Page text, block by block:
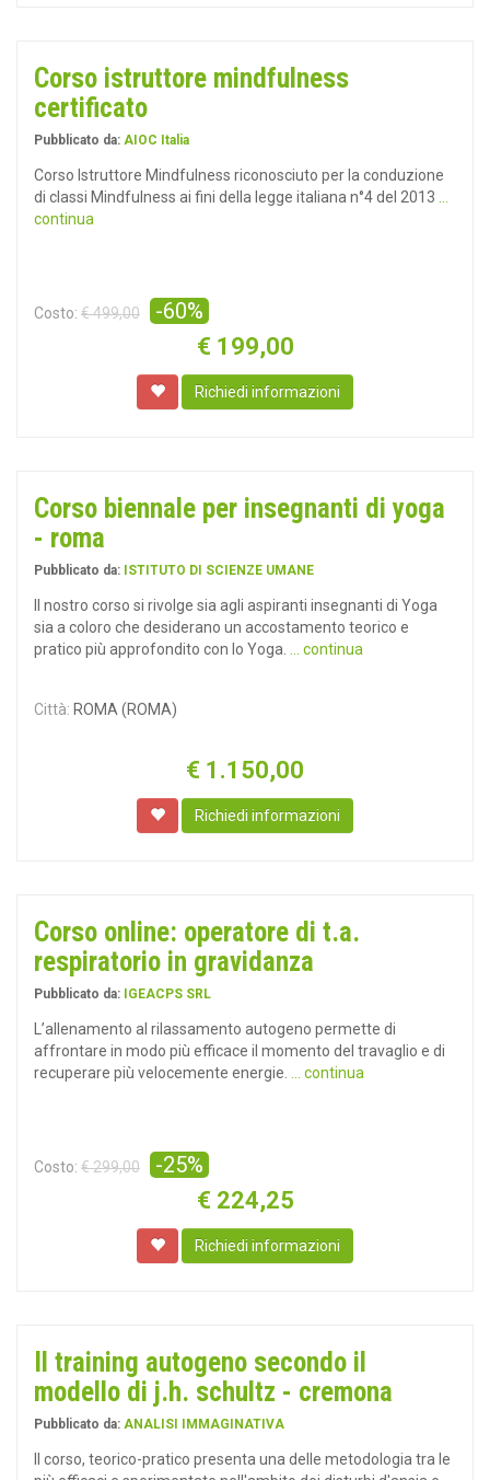
Corso istruttore mindfulness
certificato
Pubblicato da: AIOC Italia
Corso Istruttore Mindfulness riconosciuto per la conduzione
di classi Mindfulness ai fini della legge italiana n°4 del 2013
continua
Costo: € 499,00 -60%
€ 199,00
Richiedi informazioni
Corso biennale per insegnanti di yoga
- roma
Pubblicato da: ISTITUTO DI SCIENZE UMANE
Il nostro corso si rivolge sia agli aspiranti insegnanti di Yoga
sia a coloro che desiderano un accostamento teorico e
pratico più approfondito con lo Yoga.
... continua
Città: ROMA (ROMA)
€ 1.150,00
Richiedi informazioni
Corso online: operatore di t.a.
respiratorio in gravidanza
Pubblicato da: IGEACPS SRL
L’allenamento al rilassamento autogeno permette di
affrontare in modo più efficace il momento del travaglio e di
recuperare più velocemente energie.
... continua
Costo: € 299,00 -25%
€ 224,25
Richiedi informazioni
Il training autogeno secondo il
modello di j.h. schultz - cremona
Pubblicato da: ANALISI IMMAGINATIVA
Il corso, teorico-pratico presenta una delle metodologia tra le